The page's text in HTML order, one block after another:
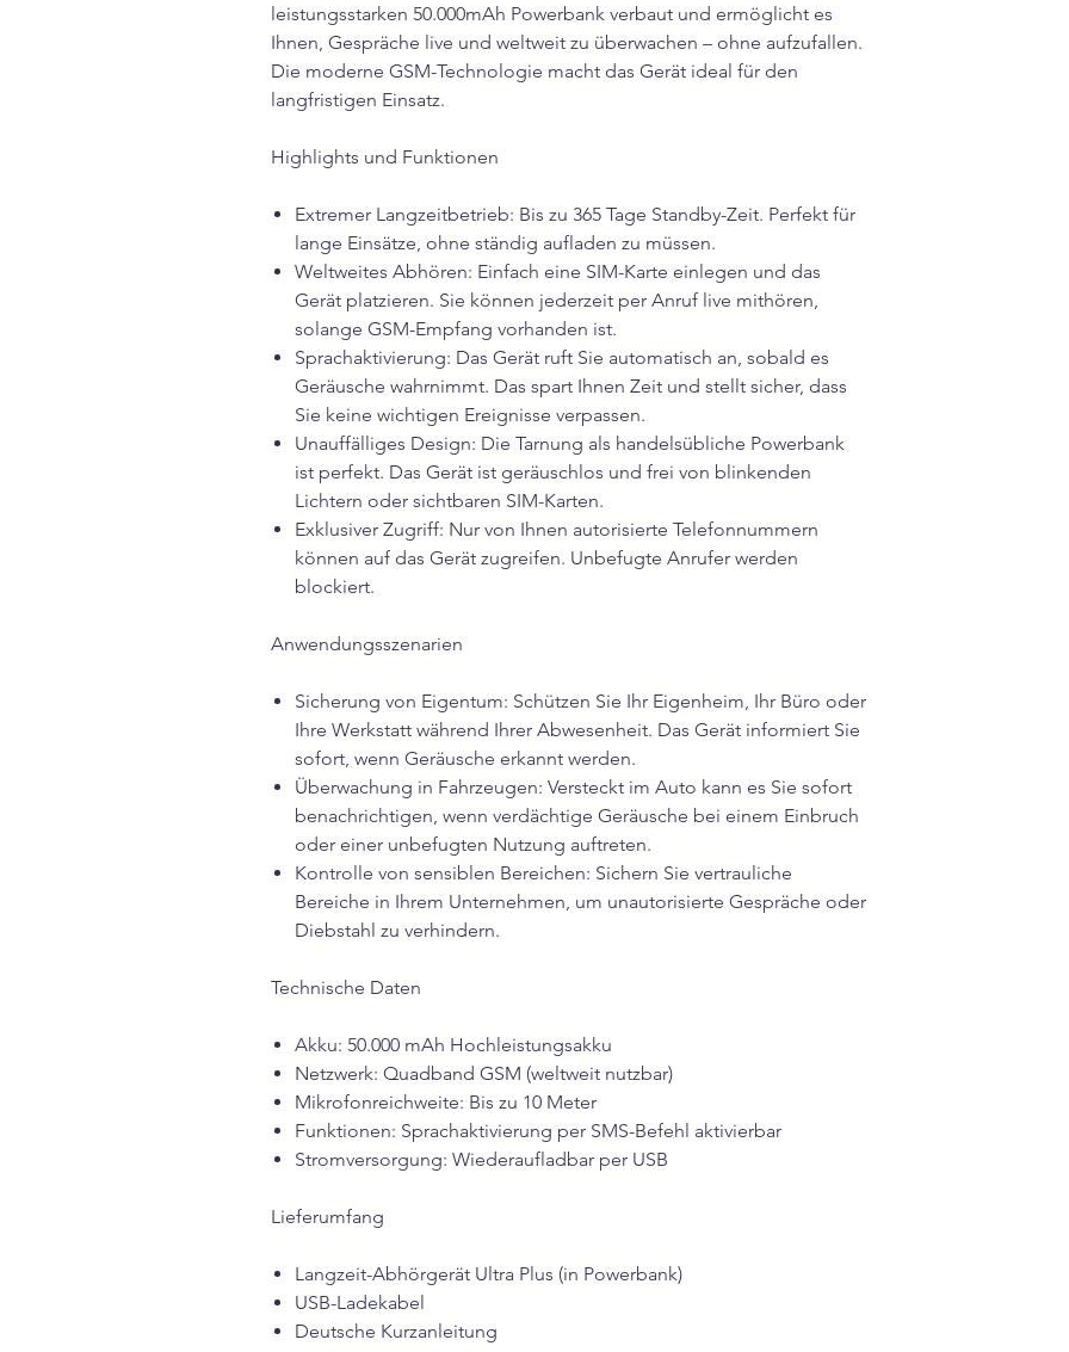
leistungsstarken 50.000mAh Powerbank verbaut und ermöglicht es
Ihnen, Gespräche live und weltweit zu überwachen – ohne aufzufallen.
Die moderne GSM-Technologie macht das Gerät ideal für den
langfristigen Einsatz.
Highlights und Funktionen
Extremer Langzeitbetrieb: Bis zu 365 Tage Standby-Zeit. Perfekt für
lange Einsätze, ohne ständig aufladen zu müssen.
Weltweites Abhören: Einfach eine SIM-Karte einlegen und das
Gerät platzieren. Sie können jederzeit per Anruf live mithören,
solange GSM-Empfang vorhanden ist.
Sprachaktivierung: Das Gerät ruft Sie automatisch an, sobald es
Geräusche wahrnimmt. Das spart Ihnen Zeit und stellt sicher, dass
Sie keine wichtigen Ereignisse verpassen.
Unauffälliges Design: Die Tarnung als handelsübliche Powerbank
ist perfekt. Das Gerät ist geräuschlos und frei von blinkenden
Lichtern oder sichtbaren SIM-Karten.
Exklusiver Zugriff: Nur von Ihnen autorisierte Telefonnummern
können auf das Gerät zugreifen. Unbefugte Anrufer werden
blockiert.
Anwendungsszenarien
Sicherung von Eigentum: Schützen Sie Ihr Eigenheim, Ihr Büro oder
Ihre Werkstatt während Ihrer Abwesenheit. Das Gerät informiert Sie
sofort, wenn Geräusche erkannt werden.
Überwachung in Fahrzeugen: Versteckt im Auto kann es Sie sofort
benachrichtigen, wenn verdächtige Geräusche bei einem Einbruch
oder einer unbefugten Nutzung auftreten.
Kontrolle von sensiblen Bereichen: Sichern Sie vertrauliche
Bereiche in Ihrem Unternehmen, um unautorisierte Gespräche oder
Diebstahl zu verhindern.
Technische Daten
Akku: 50.000 mAh Hochleistungsakku
Netzwerk: Quadband GSM (weltweit nutzbar)
Mikrofonreichweite: Bis zu 10 Meter
Funktionen: Sprachaktivierung per SMS-Befehl aktivierbar
Stromversorgung: Wiederaufladbar per USB
Lieferumfang
Langzeit-Abhörgerät Ultra Plus (in Powerbank)
USB-Ladekabel
Deutsche Kurzanleitung